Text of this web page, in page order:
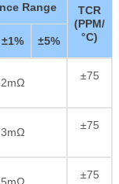
Range
TCR
(PPM/
°C)
±1% ±5%
±75
±75
±75